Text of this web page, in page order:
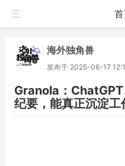
海外独角兽
发布于 2025-06-17
Granola：
纪要，能真正沉淀工